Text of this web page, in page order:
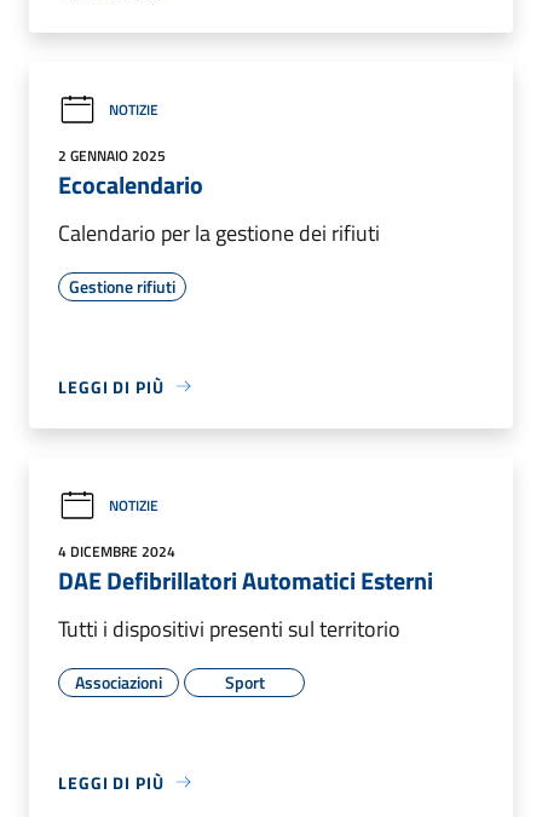
NOTIZIE
2 GENNAIO 2025
Ecocalendario
Calendario per la gestione dei rifiuti
Gestione rifiuti
LEGGI DI PIÙ
NOTIZIE
4 DICEMBRE 2024
DAE Defibrillatori Automatici Esterni
Tutti i dispositivi presenti sul territorio
Associazioni Sport
LEGGI DI PIÙ